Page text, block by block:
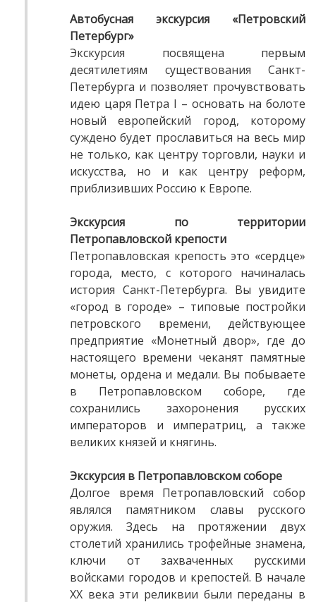
Автобусная экскурсия «Петровский
Петербург»
Экскурсия посвящена первым
десятилетиям существования Санкт-
Петербурга и позволяет прочувствовать
идею царя Петра I – основать на болоте
новый европейский город, которому
суждено будет прославиться на весь мир
не только, как центру торговли, науки и
искусства, но и как центру реформ,
приблизивших Россию к Европе.
Экскурсия по территории
Петропавловской крепости
Петропавловская крепость это «сердце»
города, место, с которого начиналась
история Санкт-Петербурга. Вы увидите
«город в городе» – типовые постройки
петровского времени, действующее
предприятие «Монетный двор», где до
настоящего времени чеканят памятные
монеты, ордена и медали. Вы побываете
в Петропавловском соборе, где
сохранились захоронения русских
императоров и императриц, а также
великих князей и княгинь.
Экскурсия в Петропавловском соборе
Долгое время Петропавловский собор
являлся памятником славы русского
оружия. Здесь на протяжении двух
столетий хранились трофейные знамена,
ключи от захваченных русскими
войсками городов и крепостей. В начале
XX века эти реликвии были переданы в